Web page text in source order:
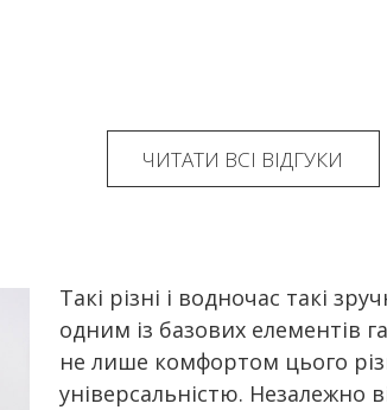
Такі різні і водночас такі
одним із базових елементів
не лише комфортом цього
універсальністю. Незалежно
ЧИТАТИ ВСІ ВІДГУКИ